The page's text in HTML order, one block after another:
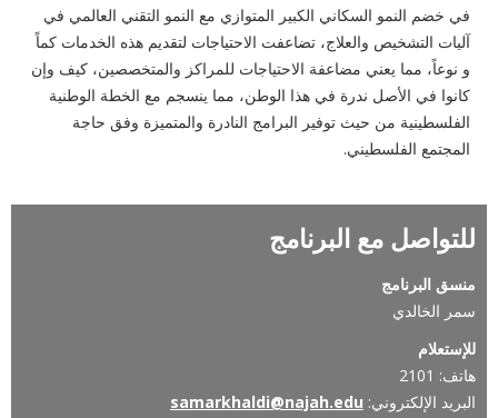
في خضم النمو السكاني الكبير المتوازي مع النمو التقني العالمي في
آليات التشخيص والعلاج، تضاعفت الاحتياجات لتقديم هذه الخدمات كماً
و نوعاً، مما يعني مضاعفة الاحتياجات للمراكز والمتخصصين، كيف وإن
كانوا في الأصل ندرة في هذا الوطن، مما ينسجم مع الخطة الوطنية
الفلسطينية من حيث توفير البرامج النادرة والمتميزة وفق حاجة
المجتمع الفلسطيني.
للتواصل مع البرنامج
منسق البرنامج
سمر الخالدي
للإستعلام
هاتف: 2101
البريد الإلكتروني: samarkhaldi@najah.edu